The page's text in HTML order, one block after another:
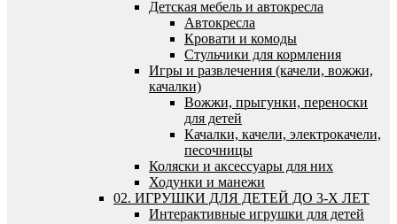
Детская мебель и автокресла
Автокресла
Кровати и комоды
Стульчики для кормления
Игры и развлечения (качели, вожжи,
качалки)
Вожжи, прыгунки, переноски
для детей
Качалки, качели, электрокачели,
песочницы
Коляски и аксессуары для них
Ходунки и манежи
02. ИГРУШКИ ДЛЯ ДЕТЕЙ ДО 3-Х ЛЕТ
Интерактивные игрушки для детей